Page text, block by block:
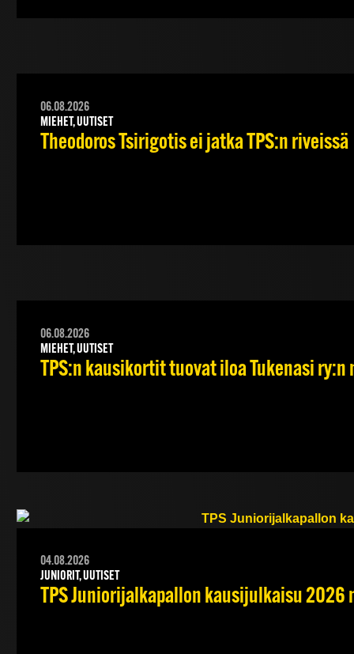
06.08.2026
MIEHET, UUTISET
Theodoros Tsirigotis ei jatka TPS:n riveissä
06.08.2026
MIEHET, UUTISET
TPS:n kausikortit tuovat iloa Tukenasi
04.08.2026
JUNIORIT, UUTISET
TPS Juniorijalkapallon kausijulkaisu 2026